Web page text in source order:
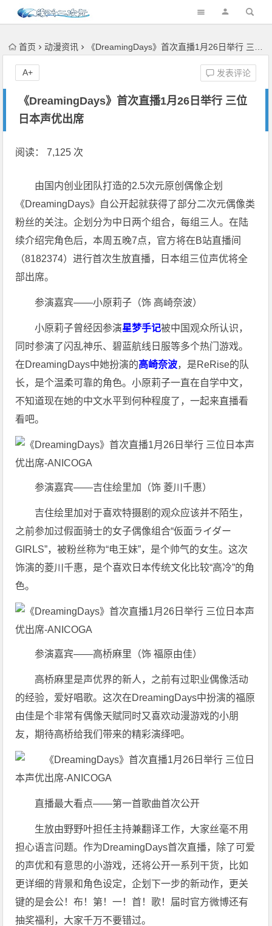
首页 动漫资讯 《DreamingDays》首次直播1月26日举行 三位日本声优出席
《DreamingDays》首次直播1月26日举行 三位
日本声优出席
发表评论
A+
阅读： 7,125 次
由国内创业团队打造的2.5次元原创偶像企划
《DreamingDays》自公开起就获得了部分二次元偶像类
粉丝的关注。企划分为中日两个组合，每组三人。在陆
续介绍完角色后，本周五晚7点，官方将在B站直播间
（8182374）进行首次生放直播，日本组三位声优将全
部出席。
参演嘉宾——小原莉子（饰 高崎奈波）
小原莉子曾经因参演星梦手记被中国观众所认识，
同时参演了闪乱神乐、碧蓝航线日服等多个热门游戏。
在DreamingDays中她扮演的高崎奈波，是ReRise的队
长，是个温柔可靠的角色。小原莉子一直在自学中文，
不知道现在她的中文水平到何种程度了，一起来直播看
看吧。
参演嘉宾——吉住绘里加（饰 菱川千惠）
吉住绘里加对于喜欢特摄剧的观众应该并不陌生，
之前参加过假面骑士的女子偶像组合“仮面ライダー
GIRLS”，被粉丝称为“电王妹”，是个帅气的女生。这次
饰演的菱川千惠，是个喜欢日本传统文化比较“高冷”的角
色。
参演嘉宾——高桥麻里（饰 福原由佳）
高桥麻里是声优界的新人，之前有过职业偶像活动
的经验，爱好唱歌。这次在DreamingDays中扮演的福原
由佳是个非常有偶像天赋同时又喜欢动漫游戏的小朋
友，期待高桥给我们带来的精彩演绎吧。
直播最大看点——第一首歌曲首次公开
生放由野野叶担任主持兼翻译工作，大家丝毫不用
担心语言问题。作为DreamingDays首次直播，除了可爱
的声优和有意思的小游戏，还将公开一系列干货，比如
更详细的背景和角色设定，企划下一步的新动作，更关
键的是会公！布！第！一！首！歌！届时官方微博还有
抽奖福利，大家千万不要错过。